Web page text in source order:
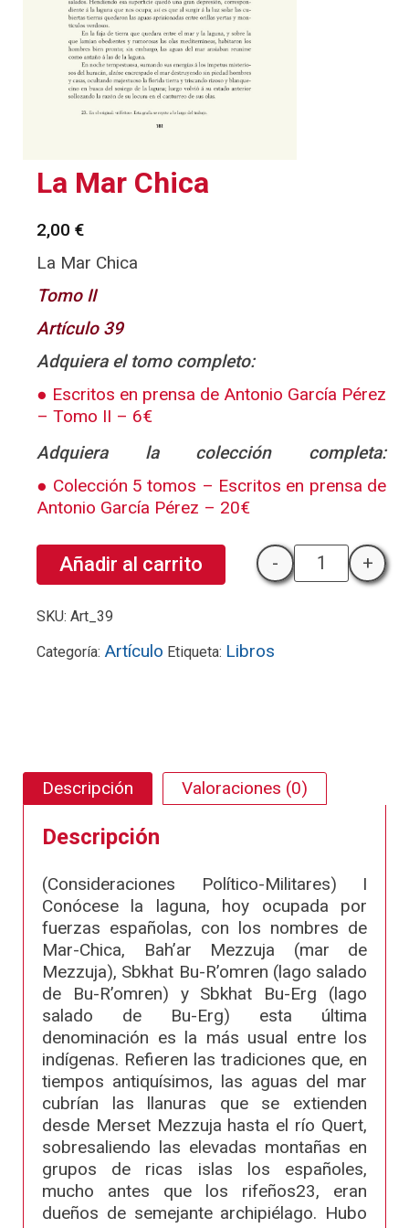
La Mar Chica
2,00 €
La Mar Chica
Tomo II
Artículo 39
Adquiera el tomo completo:
Escritos en prensa de Antonio García Pérez
– Tomo II – 6€
Adquiera la colección completa:
Colección 5 tomos – Escritos en prensa de
Antonio García Pérez – 20€
La Mar Chica
- +
Añadir al carrito
SKU: Art_39
Categoría: Artículo Etiqueta: Libros
Descripción Valoraciones (0)
Descripción
(Consideraciones Político-Militares) I
Conócese la laguna, hoy ocupada por
fuerzas españolas, con los nombres de
Mar-Chica, Bah’ar Mezzuja (mar de
Mezzuja), Sbkhat Bu-R’omren (lago salado
de Bu-R’omren) y Sbkhat Bu-Erg (lago
salado de Bu-Erg) esta última
denominación es la más usual entre los
indígenas. Refieren las tradiciones que, en
tiempos antiquísimos, las aguas del mar
cubrían las llanuras que se extienden
desde Merset Mezzuja hasta el río Quert,
sobresaliendo las elevadas montañas en
grupos de ricas islas los españoles,
mucho antes que los rifeños23, eran
dueños de semejante archipiélago. Hubo